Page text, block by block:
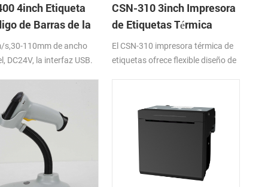
4inch Etiqueta
de Barras de la
s,30-110mm de ancho
DC24V, la interfaz USB.
CSN-310 3inch Impresora
de Etiquetas Térmica
Directa
El CSN-310 impresora térmica de
etiquetas ofrece flexible diseño de
impresión, la detección
automática y la calibración de los
medios de comunicación,
herramienta-menos cabezal de
impresión y el rodillo de repuesto.
Con el apoyo de los medios de